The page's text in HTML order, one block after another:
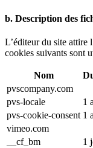
b. Description des
L’éditeur du site attire
cookies suivants sont
Nom
pvscompany.com
pvs-locale
1
pvs-cookie-consent 1
vimeo.com
__cf_bm
1